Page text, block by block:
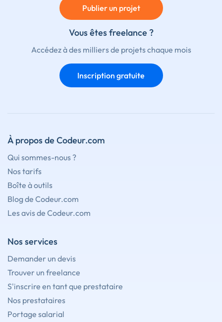
Publier un projet
Vous êtes freelance ?
Accédez à des milliers de projets chaque mois
Inscription gratuite
À propos de Codeur.com
Qui sommes-nous ?
Nos tarifs
Boîte à outils
Blog de Codeur.com
Les avis de Codeur.com
Nos services
Demander un devis
Trouver un freelance
S'inscrire en tant que prestataire
Nos prestataires
Portage salarial